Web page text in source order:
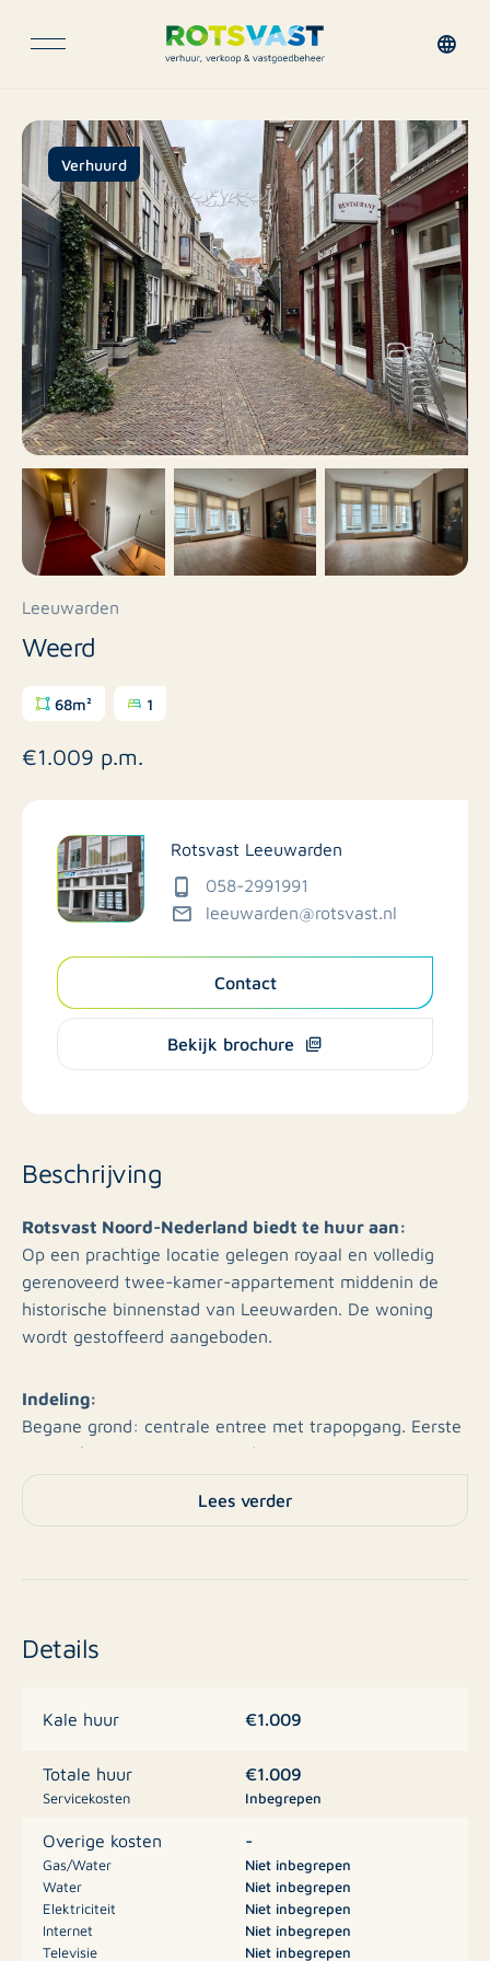
Verhuurd
Leeuwarden
Weerd
68m² 1
€1.009 p.m.
Rotsvast Leeuwarden
058-2991991
leeuwarden@rotsvast.nl
Contact
Bekijk brochure
Beschrijving
Rotsvast Noord-Nederland biedt te huur aan:
Op een prachtige locatie gelegen royaal en volledig
gerenoveerd twee-kamer-appartement middenin de
historische binnenstad van Leeuwarden. De woning
wordt gestoffeerd aangeboden.
Indeling:
Begane grond: centrale entree met trapopgang. Eerste
etage: hal met toegang tot de ruime woonkamer aan
de voorzijde en half open keuken v.v. apparatuur
(totaal ca. 43m2). Grote slaapkamer met kastruimte en
Bijzonderheden:
- Gestoffeerd
gewijzigd
- Hartje centrum
Financieel:
- Huur: €1009,- p/m (excl.)
Lees verder
Details
Kale huur €1.009
Totale huur
Servicekosten
€1.009
Inbegrepen
Overige kosten
Gas/Water
Water
Elektriciteit
Internet
Televisie
-
Niet inbegrepen
Niet inbegrepen
Niet inbegrepen
Niet inbegrepen
Niet inbegrepen